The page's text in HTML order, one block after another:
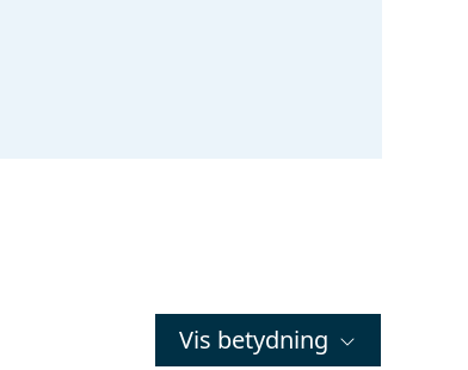
Vis betydning